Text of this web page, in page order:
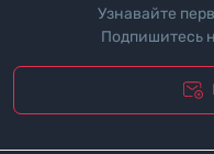
Узнавайте
Подпишитесь